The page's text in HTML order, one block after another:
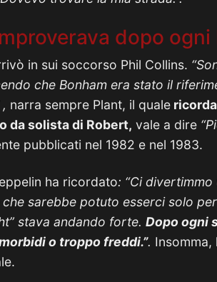
dopo ogni
in sui soccorso Phil Collins.
che Bonham era stato il
narra sempre Plant, il quale
da solista di Robert, vale a dire
pubblicati nel 1982 e nel 1983.
ha ricordato: “Ci
sarebbe potuto esserci solo
stava andando forte. Dopo ogni
o troppo freddi.”. Insomma,